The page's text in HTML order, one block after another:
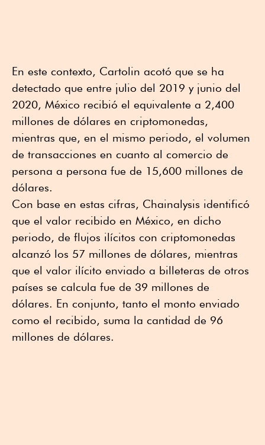
En este contexto, Cartolin acotó que se ha
detectado que entre julio del 2019 y junio del
2020, México recibió el equivalente a 2,400
millones de dólares en criptomonedas,
mientras que, en el mismo periodo, el volumen
de transacciones en cuanto al comercio de
persona a persona fue de 15,600 millones de
dólares.
Con base en estas cifras, Chainalysis identificó
que el valor recibido en México, en dicho
periodo, de flujos ilícitos con criptomonedas
alcanzó los 57 millones de dólares, mientras
que el valor ilícito enviado a billeteras de otros
países se calcula fue de 39 millones de
dólares. En conjunto, tanto el monto enviado
como el recibido, suma la cantidad de 96
millones de dólares.